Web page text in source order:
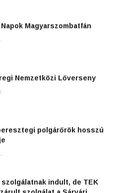
Magyarszombatfán
Nemzetközi Lőverseny
polgárőrök hosszú
szolgálatnak indult, de TEK